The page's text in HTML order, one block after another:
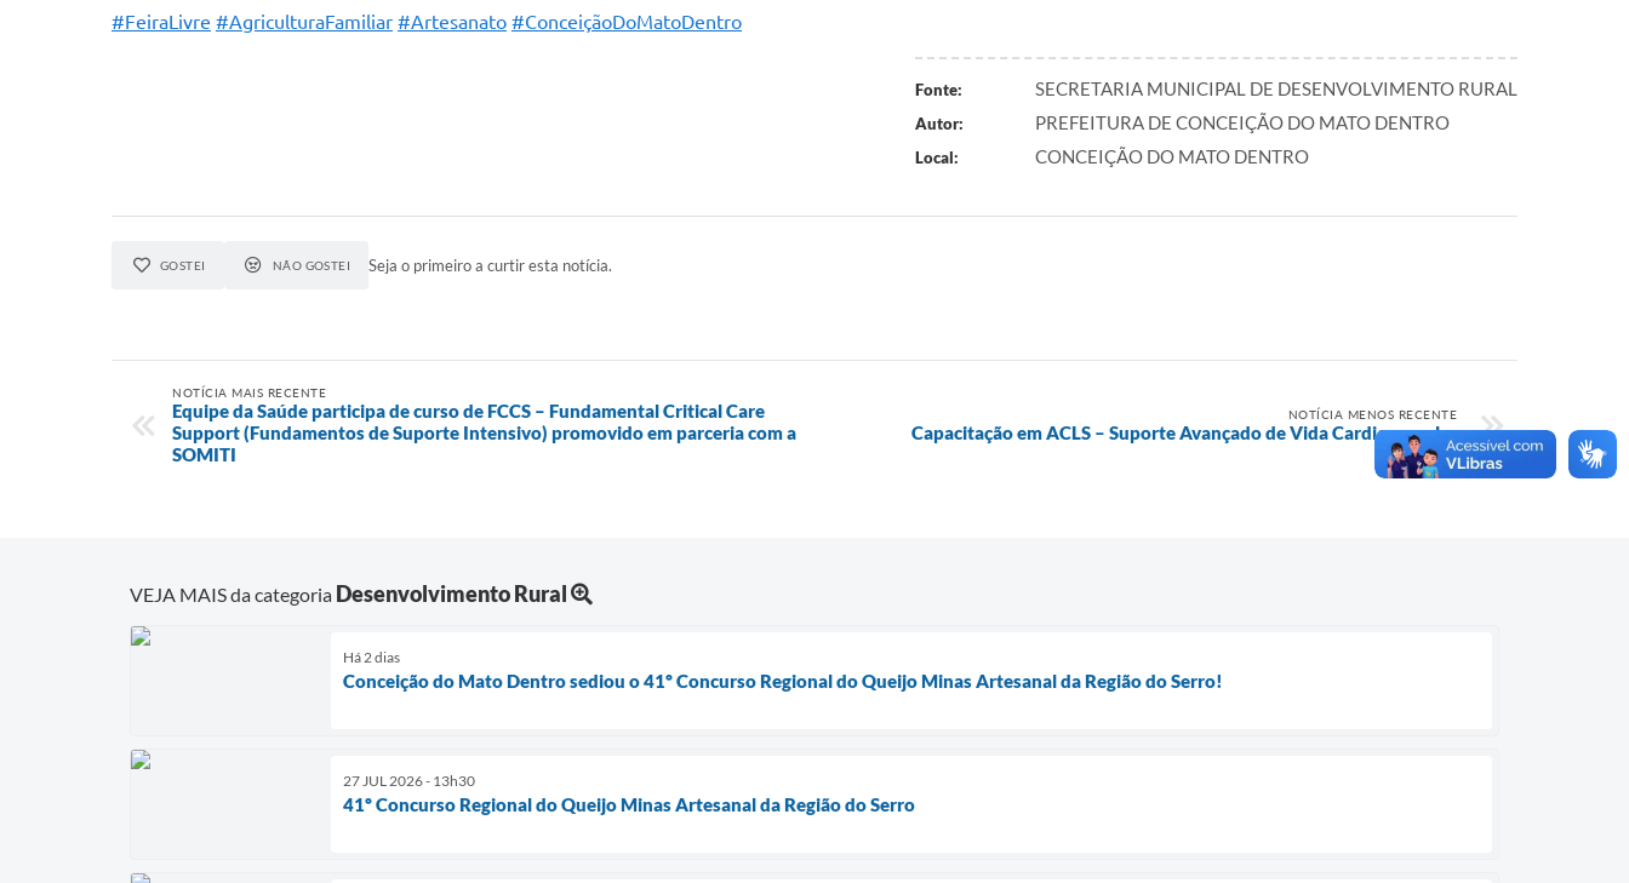
#FeiraLivre #AgriculturaFamiliar #Artesanato #ConceiçãoDoMatoDentro
Fonte: SECRETARIA MUNICIPAL DE DESENVOLVIMENTO RURAL
Autor: PREFEITURA DE CONCEIÇÃO DO MATO DENTRO
Local: CONCEIÇÃO DO MATO DENTRO
GOSTEI NÃO GOSTEI Seja o primeiro a curtir esta notícia.
NOTÍCIA MAIS RECENTE
Equipe da Saúde participa de curso de FCCS – Fundamental Critical Care
Support (Fundamentos de Suporte Intensivo) promovido em parceria com a
SOMITI
NOTÍCIA MENOS RECENTE
Capacitação em ACLS – Suporte Avançado de Vida Cardiovascular
VEJA MAIS da categoria Desenvolvimento Rural
Há 2 dias
Conceição do Mato Dentro sediou o 41º Concurso Regional do Queijo Minas Artesanal da Região do Serro!
27 JUL 2026 - 13h30
41º Concurso Regional do Queijo Minas Artesanal da Região do Serro